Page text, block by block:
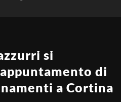
si
di
a Cortina